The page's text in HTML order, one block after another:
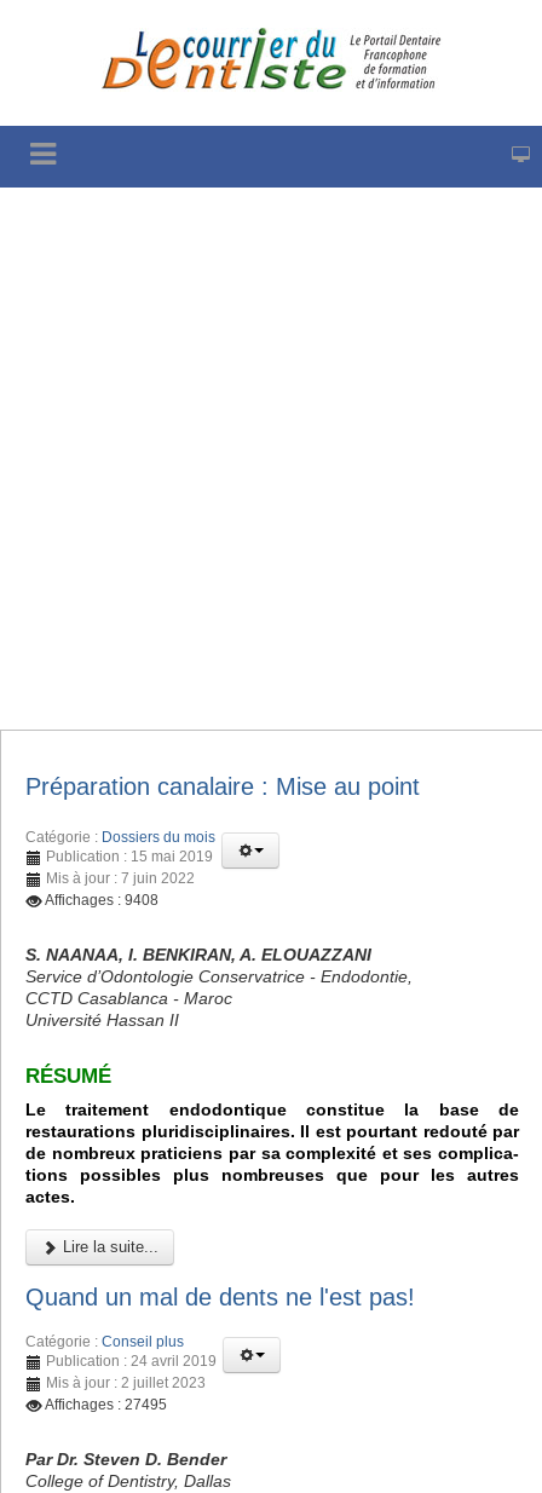
Préparation canalaire : Mise au point
Catégorie : Dossiers du mois
Publication : 15 mai 2019
Mis à jour : 7 juin 2022
Affichages : 9408
S. NAANAA, I. BENKIRAN, A. ELOUAZZANI
Service d’Odontologie Conservatrice - Endodontie,
CCTD Casablanca - Maroc
Université Hassan II
RÉSUMÉ
Le traitement endodontique constitue la base de
restaurations pluridisciplinaires. Il est pourtant redouté par
de nombreux praticiens par sa complexité et ses complica-
tions possibles plus nombreuses que pour les autres
actes.
Lire la suite...
Quand un mal de dents ne l'est pas!
Catégorie : Conseil plus
Publication : 24 avril 2019
Mis à jour : 2 juillet 2023
Affichages : 27495
Par Dr. Steven D. Bender
College of Dentistry, Dallas